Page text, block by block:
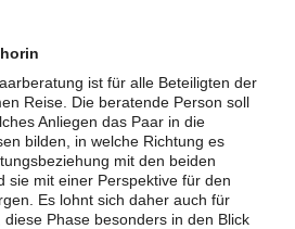
ist für alle Beteiligten der
Reise. Die beratende Person soll
Anliegen das Paar in die
bilden, in welche Richtung es
mit den beiden
sie mit einer Perspektive für den
Es lohnt sich daher auch für
Phase besonders in den Blick